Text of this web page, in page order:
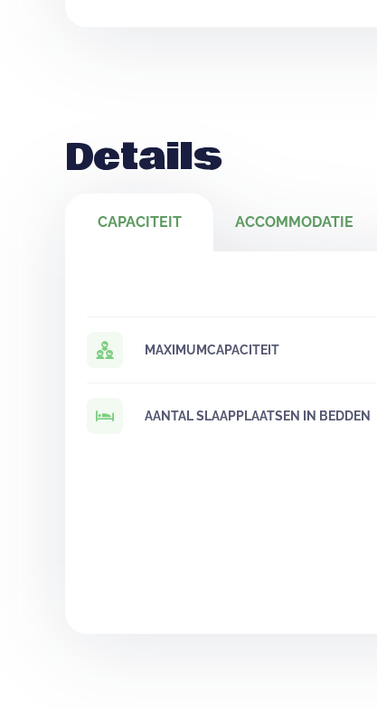
Details
CAPACITEIT ACCOMMODATIE
MAXIMUMCAPACITEIT
AANTAL SLAAPPLAATSEN IN BEDDEN